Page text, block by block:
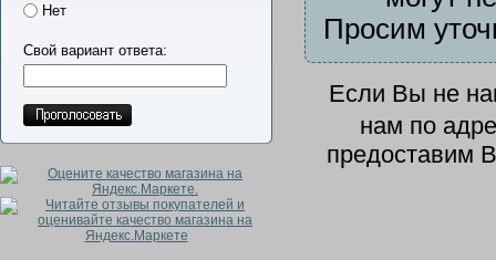
Просим
Если Вы не
нам по
предоставим
Нет
Свой вариант ответа: